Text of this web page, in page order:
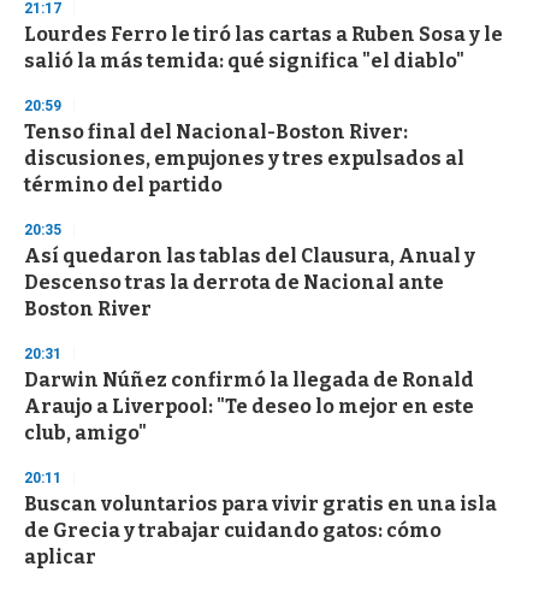
21:17
Lourdes Ferro le tiró las cartas a Ruben Sosa y le
salió la más temida: qué significa "el diablo"
20:59
Tenso final del Nacional-Boston River:
discusiones, empujones y tres expulsados al
término del partido
20:35
Así quedaron las tablas del Clausura, Anual y
Descenso tras la derrota de Nacional ante
Boston River
20:31
Darwin Núñez confirmó la llegada de Ronald
Araujo a Liverpool: "Te deseo lo mejor en este
club, amigo"
20:11
Buscan voluntarios para vivir gratis en una isla
de Grecia y trabajar cuidando gatos: cómo
aplicar